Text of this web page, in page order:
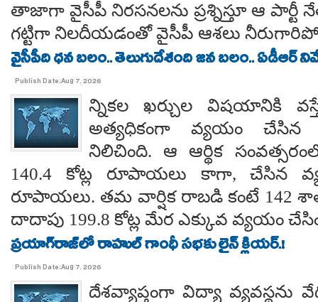
తాజాగా వైసీపీ నిరసనలను ప్రశ్నిస్తూ ఆ
గట్టిగా నిలదీయడంతో వైసీపీ ఆశలు
వైసీపీది ధన బలం.. తెలుగుదేశంది జన బలం.. ఏడీఆర్
Publish Date:Aug 7, 2026
న్నికల ఖర్చుల విషయానికి
అత్యధికంగా వ్యయం చేసిన
నిలిచింది. ఆ ఆర్థిక
140.4 కోట్ల రూపాయలు కాగా, చేసిన
రూపాయలు. తమ వార్షిక రాబడి కంటే 142
దాదాపు 199.8 కోట్ల మేర ఎక్కువ వ్యయం
ప్రయాగ్‌రాజ్‌లో రాహుల్ గాంధీ సభకు లైన్ క్లియర్.!
Publish Date:Aug 7, 2026
దేశవ్యాప్తంగా విద్యా వ్యవస్థను